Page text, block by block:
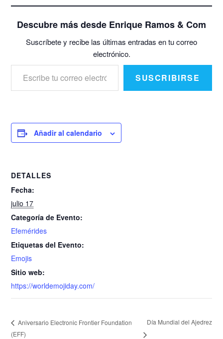
Descubre más desde Enrique Ramos & Com
Suscríbete y recibe las últimas entradas en tu correo
electrónico.
Escribe tu correo electrónico…
SUSCRIBIRSE
Añadir al calendario
DETALLES
Fecha:
julio 17
Categoría de Evento:
Efemérides
Etiquetas del Evento:
Emojis
Sitio web:
https://worldemojiday.com/
Aniversario Electronic Frontier Foundation
(EFF)
Día Mundial del Ajedrez